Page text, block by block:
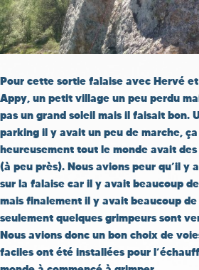
Pour cette sortie falaise avec Hervé
Appy, un petit village un peu perdu
pas un grand soleil mais il faisait bon.
parking il y avait un peu de marche,
heureusement tout le monde avait
(à peu près). Nous avions peur qu’il y
sur la falaise car il y avait beaucoup
mais finalement il y avait beaucoup
seulement quelques grimpeurs sont
Nous avions donc un bon choix de
faciles ont été installées pour